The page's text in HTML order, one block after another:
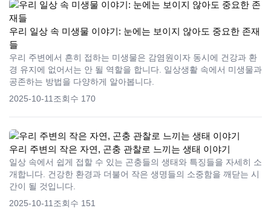
우리 일상 속 미생물 이야기: 눈에는 보이지 않아도 중요한 존재
들
우리 주변에서 흔히 접하는 미생물은 감염원이자 동시에 건강과 환
경 유지에 없어서는 안 될 역할을 합니다. 일상생활 속에서 미생물과
공존하는 방법을 다양하게 알아봅니다.
2025-10-11조회수 170
우리 주변의 작은 자연, 곤충 관찰로 느끼는 생태 이야기
일상 속에서 쉽게 접할 수 있는 곤충들의 생태와 특징들을 자세히 소
개합니다. 건강한 환경과 더불어 작은 생명들의 소중함을 깨닫는 시
간이 될 것입니다.
2025-10-11조회수 151